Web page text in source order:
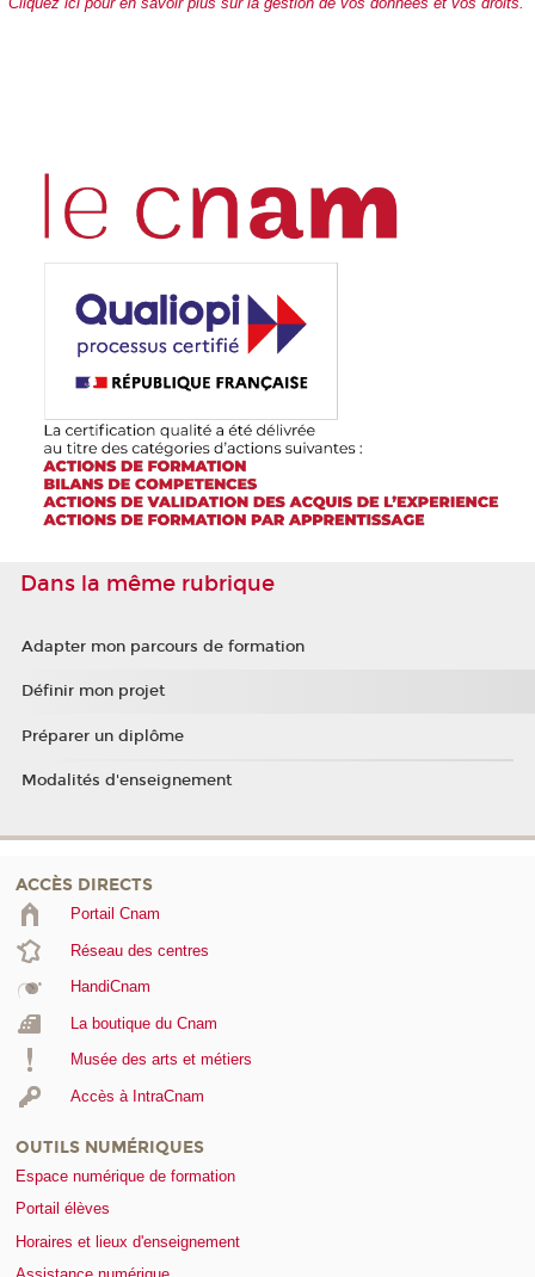
Dans la même rubrique
Adapter mon parcours de formation
Définir mon projet
Préparer un diplôme
Modalités d'enseignement
ACCÈS DIRECTS
Portail Cnam
Réseau des centres
HandiCnam
La boutique du Cnam
Musée des arts et métiers
Accès à IntraCnam
OUTILS NUMÉRIQUES
Espace numérique de formation
Portail élèves
Horaires et lieux d'enseignement